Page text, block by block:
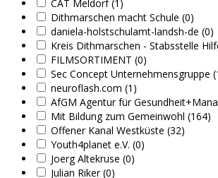
CAT Meldorf (1)
Dithmarschen macht Schule (0)
daniela-holstschulamt-landsh-de (0)
Kreis Dithmarschen - Stabsstelle
FILMSORTIMENT (0)
Sec Concept Unternehmensgruppe
neuroflash.com (1)
AfGM Agentur für
Mit Bildung zum Gemeinwohl (164)
Offener Kanal Westküste (32)
Youth4planet e.V. (0)
Joerg Altekruse (0)
Julian Riker (0)